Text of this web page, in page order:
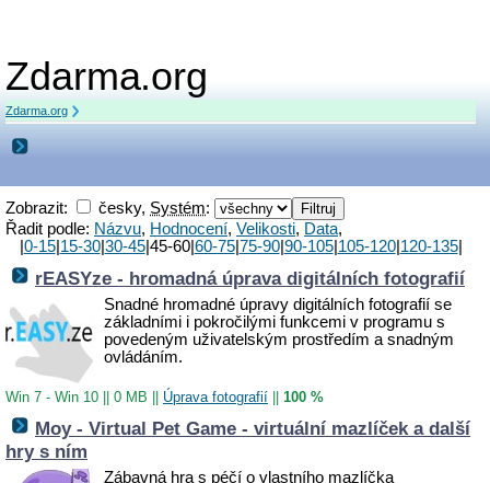
Zdarma.org
Zdarma.org
Zobrazit: česky, Systém:
Řadit podle: Názvu, Hodnocení, Velikosti, Data,
0-15| 15-30| 30-45|45-60| 60-75| 75-90| 90-105| 105-120| 120-135|
rEASYze - hromadná úprava digitálních fotografií
Snadné hromadné úpravy digitálních fotografií se
základními i pokročilými funkcemi v programu s
povedeným uživatelským prostředím a snadným
ovládáním.
Win 7 - Win 10 0 MB Úprava fotografií 100 %
Moy - Virtual Pet Game - virtuální mazlíček a další
hry s ním
Zábavná hra s péčí o vlastního mazlíčka